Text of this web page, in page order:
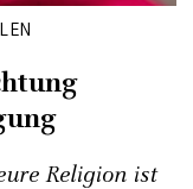
Religion ist